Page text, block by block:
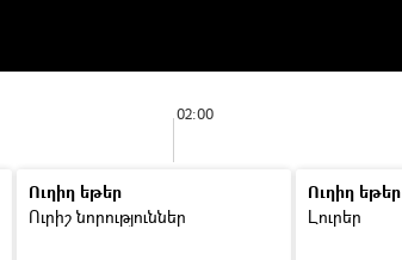
02:00
Ուղիղ եթեր
Ուրիշ նորություններ
Ուղիղ եթեր
Լուրեր